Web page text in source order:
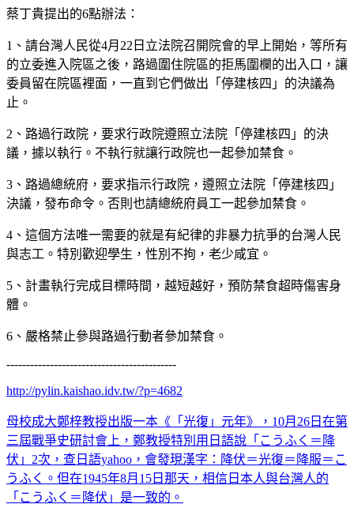
蔡丁貴提出的6點辦法：
1、請台灣人民從4月22日立法院召開院會的早上開始，等所有
的立委進入院區之後，路過圍住院區的拒馬圍欄的出入口，讓
委員留在院區裡面，一直到它們做出「停建核四」的決議為
止。
2、路過行政院，要求行政院遵照立法院「停建核四」的決
議，據以執行。不執行就讓行政院也一起參加禁食。
3、路過總統府，要求指示行政院，遵照立法院「停建核四」
決議，發布命令。否則也請總統府員工一起參加禁食。
4、這個方法唯一需要的就是有紀律的非暴力抗爭的台灣人民
與志工。特別歡迎學生，性別不拘，老少咸宜。
5、計畫執行完成目標時間，越短越好，預防禁食超時傷害身
體。
6、嚴格禁止參與路過行動者參加禁食。
-------------------------------------------
http://pylin.kaishao.idv.tw/?p=4682
母校成大鄭梓教授出版一本《「光復」元年》，10月26日在第
三屆戰爭史研討會上，鄭教授特別用日語說「こうふく＝降
伏」2次，查日語yahoo，會發現漢字：降伏＝光復＝降服＝こ
うふく。但在1945年8月15日那天，相信日本人與台灣人的
「こうふく＝降伏」是一致的。